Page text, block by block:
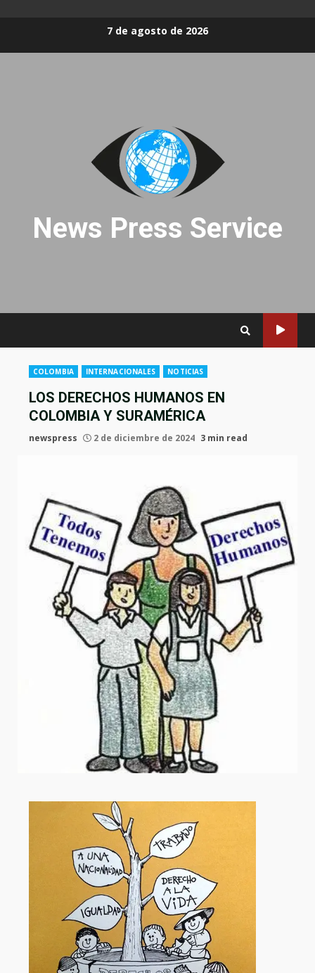
7 de agosto de 2026
News Press Service
COLOMBIA INTERNACIONALES NOTICIAS
LOS DERECHOS HUMANOS EN
COLOMBIA Y SURAMÉRICA
newspress 2 de diciembre de 2024 3 min read